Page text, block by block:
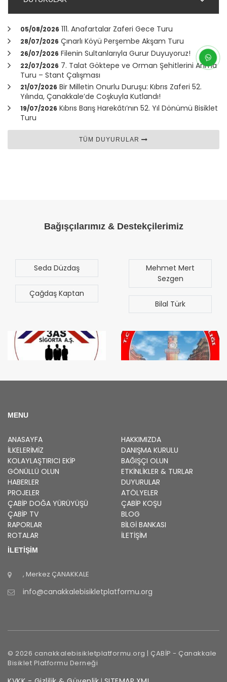
05/08/2026 111. Anafartalar Zaferi Gece Turu
28/07/2026 Çınarlı Köyü Perşembe Akşam Turu
26/07/2026 Filenin Sultanlarıyla Gurur Duyuyoruz!
22/07/2026 7. Talat Göktepe ve Orman Şehitlerini Anma
Turu – Stant Çalışması
21/07/2026 Bir Milletin Onurlu Duruşu: Kıbrıs Zaferi 52.
Yılında, Çanakkale’de Coşkuyla Kutlandı!
19/07/2026 Kıbrıs Barış Harekâtı’nın 52. Yıl Dönümü Bisiklet
Turu
TÜM DUYURULAR
Bağışçılarımız & Destekçilerimiz
Kaptan
MENU
ANASAYFA
HAKKIMIZDA
İLKELERIMIZ
DANIŞMA KURULU
KOLAYLAŞTIRICI EKIP
BAĞIŞÇI OLUN
GÖNÜLLÜ OLUN
ETKINLIKLER & TURLAR
HABERLER
DUYURULAR
PROJELER
ATÖLYELER
ÇABİP DOĞA YÜRÜYÜŞÜ ÇABİP KOŞU
ÇABİP TV
BLOG
RAPORLAR
BILGI BANKASI
ROTALAR
İLETİŞİM
İLETİŞİM
, Merkez ÇANAKKALE
info@canakkalebisikletplatformu.org
© 2026 canakkalebisikletplatformu.org | ÇABİP - Çanakkale
Bisiklet Platformu Derneği